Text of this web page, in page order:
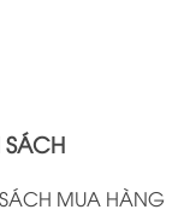
việc của mình.
MUA HÀNG